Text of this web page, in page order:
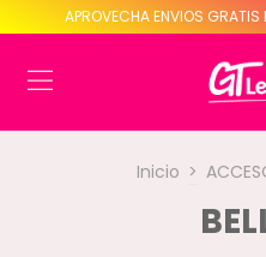
APROVECHA ENVIOS
Inicio >